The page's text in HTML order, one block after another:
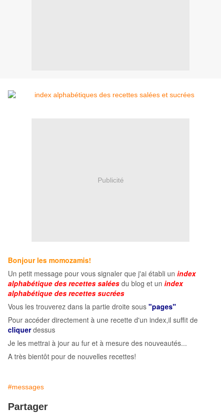
Publicité
Bonjour les momozamis!
Un petit message pour vous signaler que j'ai établi un index
alphabétique des recettes salées du blog et un index
alphabétique des recettes sucrées
Vous les trouverez dans la partie droite sous "pages"
Pour accéder directement à une recette d'un index,il suffit de
cliquerdessus
Je les mettrai à jour au fur et à mesure des nouveautés...
A très bientôt pour de nouvelles recettes!
#messages
Partager